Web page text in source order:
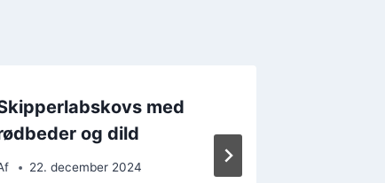
med
og dild
22. december 2024